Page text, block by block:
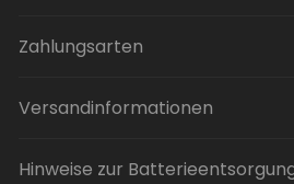
Zahlungsarten
Versandinformationen
Hinweise zur